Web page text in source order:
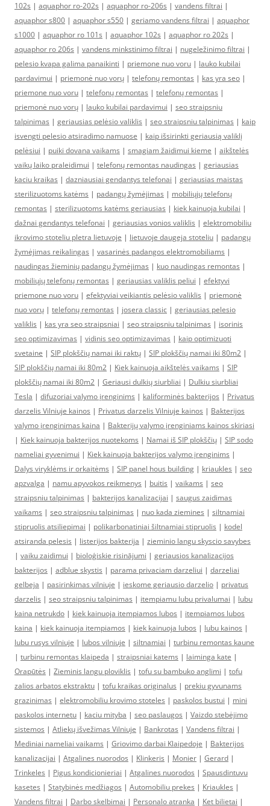
102s | aquaphor ro-202s | aquaphor ro-206s | vandens filtrai |
aquaphor s800 | aquaphor s550 | geriamo vandens filtrai | aquaphor
s1000 | aquaphor ro 101s | aquaphor 102s | aquaphor ro 202s |
aquaphor ro 206s | vandens minkstinimo filtrai | nugeležinimo filtrai |
pelesio kvapa galima panaikinti | priemone nuo voru | lauko kubilai
pardavimui | priemonė nuo vorų | telefonų remontas | kas yra seo |
priemone nuo voru | telefonų remontas | telefonų remontas |
priemonė nuo vorų | lauko kubilai pardavimui | seo straipsniu
talpinimas | geriausias pelėsio valiklis | seo straipsniu talpinimas | kaip
isvengti pelesio atsiradimo namuose | kaip išsirinkti geriausią valiklį
pelėsiui | puiki dovana vaikams | smagiam žaidimui kieme | aikštelės
vaikų laiko praleidimui | telefonų remontas naudingas | geriausias
kaciu kraikas | dazniausiai gendantys telefonai | geriausias maistas
sterilizuotoms katėms | padangų žymėjimas | mobiliųjų telefonų
remontas | sterilizuotoms katėms geriausias | kiek kainuoja kubilai |
dažnai gendantys telefonai | geriausias vonios valiklis | elektromobiliu
ikrovimo stoteliu pletra lietuvoje | lietuvoje daugeja stoteliu | padangų
žymėjimas reikalingas | vasarinės padangos elektromobiliams |
naudingas žieminių padangų žymėjimas | kuo naudingas remontas |
mobiliųjų telefonų remontas | geriausias valiklis peliui | efektyvi
priemone nuo voru | efektyviai veikiantis pelėsio valiklis | priemonė
nuo vorų | telefonų remontas | josera classic | geriausias pelesio
valiklis | kas yra seo straipsniai | seo straipsniu talpinimas | isorinis
seo optimizavimas | vidinis seo optimizavimas | kaip optimizuoti
svetaine | SIP plokščių namai iki raktų | SIP plokščių namai iki 80m2 |
SIP plokščių namai iki 80m2 | Kiek kainuoja aikštelės vaikams | SIP
plokščių namai iki 80m2 | Geriausi dulkių siurbliai | Dulkiu siurbliai
Tesla | difuzoriai valymo įrenginims | kaliforminės bakterijos | Privatus
darzelis Vilniuje kainos | Privatus darzelis Vilniuje kainos | Bakterijos
valymo įrenginimas kaina | Bakterijų valymo įrenginiams kainos skiriasi
| Kiek kainuoja bakterijos nuotekoms | Namai iš SIP plokščių | SIP sodo
nameliai gyvenimui | Kiek kainuoja bakterijos valymo įrenginims |
Dalys viryklėms ir orkaitėms | SIP panel hous building | kriaukles | seo
apzvalga | namu apyvokos reikmenys | buitis | vaikams | seo
straipsniu talpinimas | bakterijos kanalizacijai | saugus zaidimas
vaikams | seo straipsniu talpinimas | nuo kada ziemines | siltnamiai
stipruolis atsiliepimai | polikarbonatiniai šiltnamiai stipruolis | kodel
atsiranda pelesis | listerijos bakterija | zieminio langu skyscio savybes
| vaiku zaidimui | bioloģiskie risinājumi | geriausios kanalizacijos
bakterijos | adblue skystis | parama privaciam darzeliui | darzeliai
gelbeja | pasirinkimas vilniuje | ieskome geriausio darzelio | privatus
darzelis | seo straipsniu talpinimas | itempiamu lubu privalumai | lubu
kaina netrukdo | kiek kainuoja itempiamos lubos | itempiamos lubos
kaina | kiek kainuoja itempiamos | kiek kainuoja lubos | lubu kainos |
lubu rusys vilniuje | lubos vilniuje | siltnamiai | turbinu remontas kaune
| turbinu remontas klaipeda | straipsniai katems | laiminga kate |
Orapūtės | Zieminis langu ploviklis | tofu su bambuko anglimi | tofu
zalios arbatos ekstraktu | tofu kraikas originalus | prekiu gyvunams
grazinimas | elektromobiliu krovimo stoteles | paskolos bustui | mini
paskolos internetu | kaciu mityba | seo paslaugos | Vaizdo stebėjimo
sistemos | Atliekų išvežimas Vilniuje | Bankrotas | Vandens filtrai |
Mediniai nameliai vaikams | Griovimo darbai Klaipedoje | Bakterijos
kanalizacijai | Atgalines nuorodos | Klinkeris | Monier | Gerard |
Trinkeles | Pigus kondicionieriai | Atgalines nuorodos | Spausdintuvu
kasetes | Statybinės medžiagos | Automobiliu prekes | Kriaukles |
Vandens filtrai | Darbo skelbimai | Personalo atranka | Ket bilietai |